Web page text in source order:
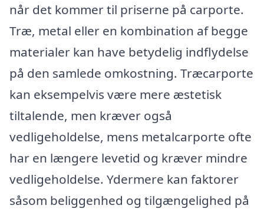
når det kommer til priserne på carporte.
Træ, metal eller en kombination af begge
materialer kan have betydelig indflydelse
på den samlede omkostning. Træcarporte
kan eksempelvis være mere æstetisk
tiltalende, men kræver også
vedligeholdelse, mens metalcarporte ofte
har en længere levetid og kræver mindre
vedligeholdelse. Ydermere kan faktorer
såsom beliggenhed og tilgængelighed på